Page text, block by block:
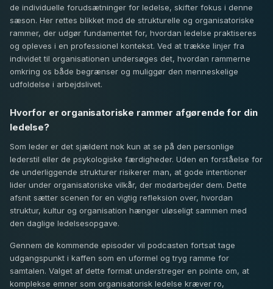
de individuelle forudsætninger for ledelse, skifter fokus i denne
sæson. Her rettes blikket mod de strukturelle og organisatoriske
rammer, der udgør fundamentet for, hvordan ledelse praktiseres
og opleves i en professionel kontekst. Ved at trække linjer fra
individet til organisationen undersøges det, hvordan rammerne
omkring os både begrænser og muliggør den menneskelige
udfoldelse i arbejdslivet.
Hvorfor er organisatoriske rammer afgørende for din
ledelse?
Som leder er det sjældent nok kun at se på den personlige
lederstil eller de psykologiske færdigheder. Uden en forståelse for
de underliggende strukturer risikerer man, at gode intentioner
lider under organisatoriske vilkår, der modarbejder dem. Dette
afsnit sætter scenen for en vigtig refleksion over, hvordan
struktur, kultur og organisation hænger uløseligt sammen med
den daglige ledelsesopgave.
Gennem de kommende episoder vil podcasten fortsat tage
udgangspunkt i kaffen som en uformel og tryg ramme for
samtalen. Valget af dette format understreger en pointe om, at
komplekse emner som organisatorisk ledelse kræver ro,